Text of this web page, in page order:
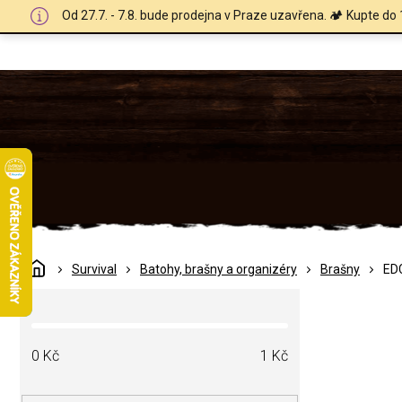
Od 27.7. - 7.8. bude prodejna v Praze uzavřena. 🏕️ Kupte
DomůSurvival Batohy, brašny a organizéry Brašny
P
o
a
0 Kč 1 Kč